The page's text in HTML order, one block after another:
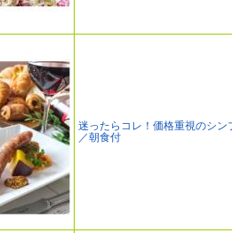
迷ったらコレ！価格重視のシン
／朝食付